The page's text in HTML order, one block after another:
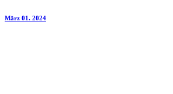
März 01. 2024